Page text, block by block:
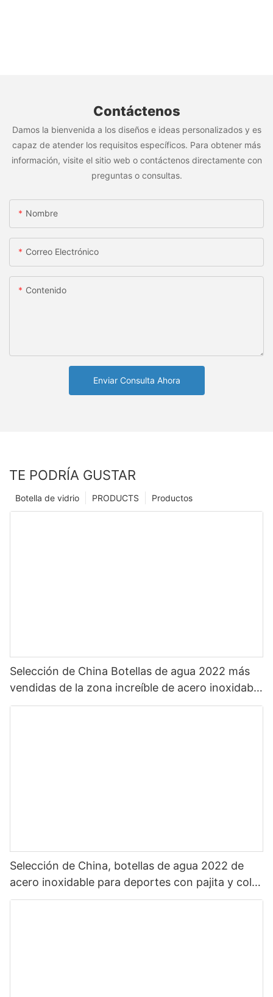
Contáctenos
Damos la bienvenida a los diseños e ideas personalizados y es
capaz de atender los requisitos específicos. Para obtener más
información, visite el sitio web o contáctenos directamente con
preguntas o consultas.
Nombre
Correo Electrónico
Contenido
Enviar Consulta Ahora
TE PODRÍA GUSTAR
Productos
PRODUCTS
Botella de vidrio
Selección de China Botellas de agua 2022 más
vendidas de la zona increíble de acero inoxidable
caliente para deportes con pajita y color
Selección de China, botellas de agua 2022 de
acero inoxidable para deportes con pajita y color
personalizado, zona increíble, superventas